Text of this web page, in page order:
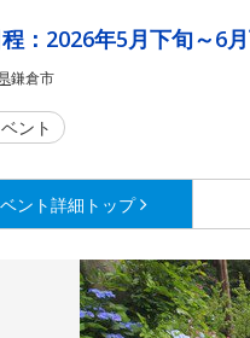
： 2026年5月下旬～6
鎌倉市
ント
ント詳細 トップ